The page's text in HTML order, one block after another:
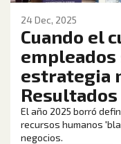
24 Dec, 2025
Cuando el
estrategia
El año 2025 borró
recursos humanos
negocios.